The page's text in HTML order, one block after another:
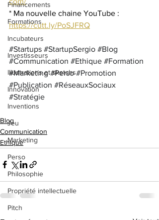
Financements
Formations
Incubateurs
Investisseurs
Illustrations et sketchs
Innovation
Inventions
Jeu
Marketing
Perso
Philosophie
Propriété intellectuelle
Pitch
* Ma nouvelle chaine YouTube :
https://cutt.ly/PoSJFRQ
#Startups #StartupSergio #Blog
#Communication #Ethique #Formation
#Marketing #Perso #Promotion
#Publication #RéseauxSociaux
#Stratégie
Blog
Communication
Ethique